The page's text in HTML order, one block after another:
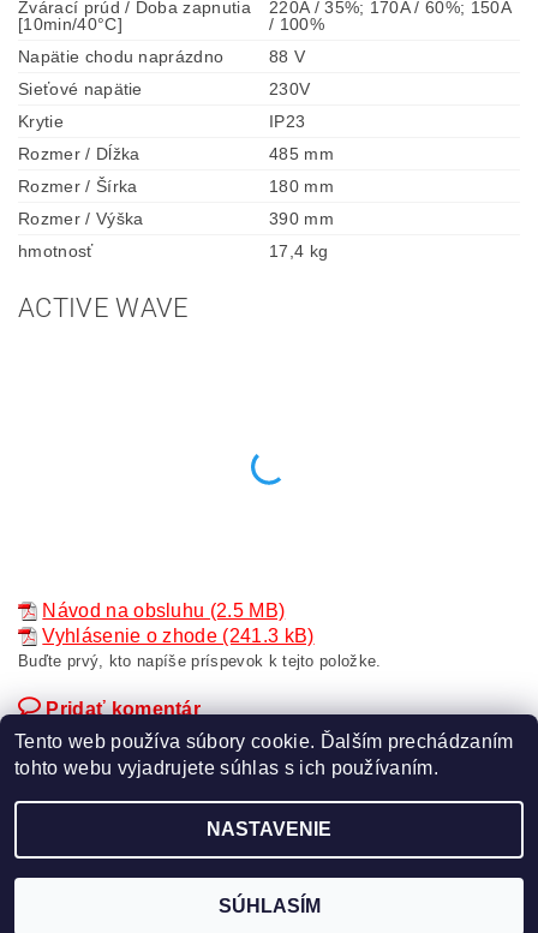
Zvárací prúd / Doba zapnutia
[10min/40°C]
220A / 35%; 170A / 60%; 150A
/ 100%
Napätie chodu naprázdno
88 V
Sieťové napätie
230V
Krytie
IP23
Rozmer / Dĺžka
485 mm
Rozmer / Šírka
180 mm
Rozmer / Výška
390 mm
hmotnosť
17,4 kg
ACTIVE WAVE
Návod na obsluhu (2.5 MB)
Vyhlásenie o zhode (241.3 kB)
Buďte prvý, kto napíše príspevok k tejto položke.
Pridať komentár
2026 ©TECHNOZVAR, všetky práva vyhradenéUpraviť nastavenie cookies
Vytvoril Shoptet
Tento web používa súbory cookie. Ďalším prechádzaním
tohto webu vyjadrujete súhlas s ich používaním.
NASTAVENIE
SÚHLASÍM